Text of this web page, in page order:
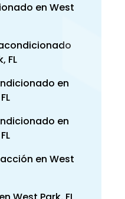
en West
FL
en
en
en West